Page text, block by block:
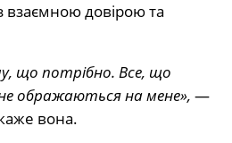
взаємною довірою та
що потрібно. Все, що
ображаються на мене», —
вона.